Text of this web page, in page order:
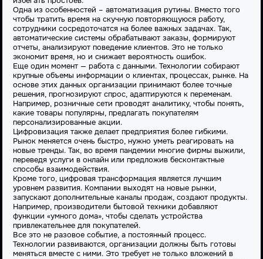
Одна из особенностей – автоматизация рутины. Вместо того
чтобы тратить время на скучную повторяющуюся работу,
сотрудники сосредоточатся на более важных задачах. Так,
автоматические системы обрабатывают заказы, формируют
отчеты, анализируют поведение клиентов. Это не только
экономит время, но и снижает вероятность ошибок.
Еще один момент — работа с данными. Технологии собирают
крупные объемы информации о клиентах, процессах, рынке. На
основе этих данных организации принимают более точные
решения, прогнозируют спрос, адаптируются к переменам.
Например, розничные сети проводят аналитику, чтобы понять,
какие товары популярны, предлагать покупателям
персонализированные акции.
Цифровизация также делает предприятия более гибкими.
Рынок меняется очень быстро, нужно уметь реагировать на
новые тренды. Так, во время пандемии многие фирмы выжили,
переведя услуги в онлайн или предложив бесконтактные
способы взаимодействия.
Кроме того, цифровая трансформация является лучшим
уровнем развития. Компании выходят на новые рынки,
запускают дополнительные каналы продаж, создают продукты.
Например, производители бытовой техники добавляют
функции «умного дома», чтобы сделать устройства
привлекательнее для покупателей.
Все это не разовое событие, а постоянный процесс.
Технологии развиваются, организации должны быть готовы
меняться вместе с ними. Это требует не только вложений в